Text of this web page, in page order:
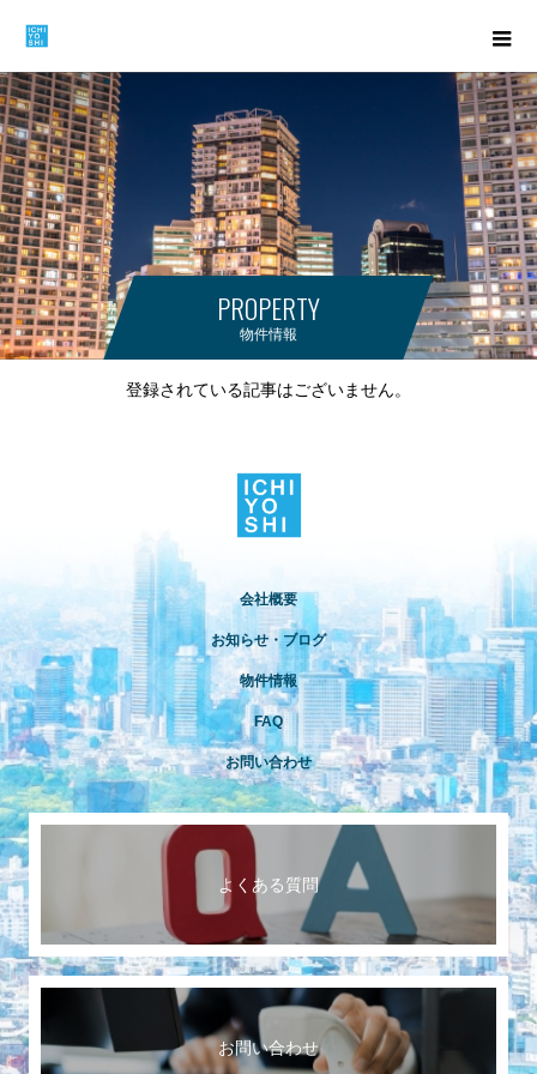
PROPERTY
物件情報
登録されている記事はございません。
会社概要
お知らせ・ブログ
物件情報
FAQ
お問い合わせ
よくある質問
お問い合わせ